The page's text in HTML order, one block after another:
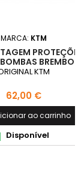
MARCA: KTM
PROTEÇÕES
BREMBO
KTM
Preço
62,00 €
ao carrinho
Disponível